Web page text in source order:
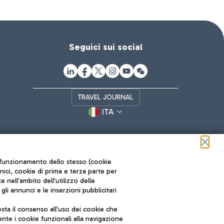
Seguici sui social
TRAVEL JOURNAL
ITA
Roma FCO
dello stesso (cookie
cookie di prima e terza parte per
nell'ambito dell'utilizzo delle
annunci e le inserzioni pubblicitari
il consenso all'uso dei cookie che
i cookie funzionali alla navigazione